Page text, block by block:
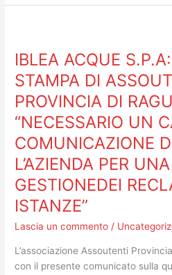
IBLEA ACQUE
STAMPA DI
PROVINCIA DI
“NECESSARIO UN
COMUNICAZIONE
L’AZIENDA PER
GESTIONEDEI
ISTANZE”
Lascia un commento /
L’associazione Assoutenti
con il presente comunicato sulla
S.P.A:
COMUNICATO
STAMPA
DI
ASSOUTENTI
PROVINCIA
DI
RAGUSA
“NECESSARIO
CANALE
DI
DIRETTO
CON